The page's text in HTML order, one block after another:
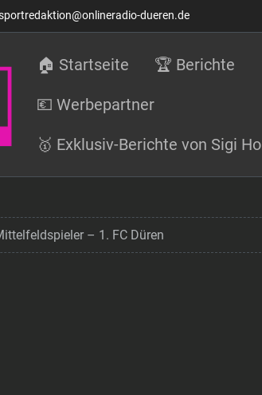
dueren.de
🏠 Startseite 🏆 Berichte
💶 Werbepartner
🥇 Exklusiv-Berichte von Sigi
– 1. FC Düren